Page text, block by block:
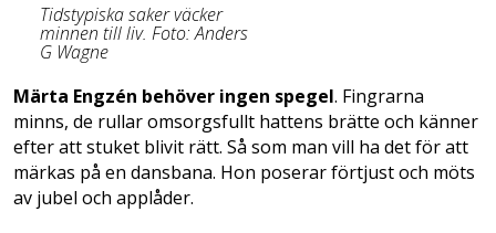
Tidstypiska saker väcker
minnen till liv. Foto: Anders
G Wagne
Märta Engzén behöver ingen spegel. Fingrarna
minns, de rullar omsorgs­fullt hattens brätte och känner
efter att stuket blivit rätt. Så som man vill ha det för att
märkas på en dansbana. Hon poserar förtjust och möts
av jubel och applåder.